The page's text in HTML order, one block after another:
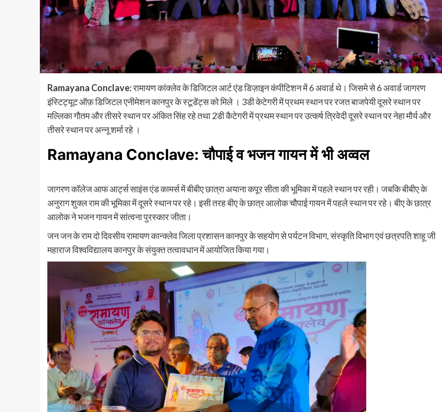
Ramayana Conclave:रामायण कांक्लेव के डिजिटल आर्ट एंड डिज़ाइन कंपीटिशन में 6 अवार्ड थे। जिसमे से 6 अवार्ड जागरण
इंस्टिट्यूट ऑफ़ डिजिटल एनीमेशन कानपुर के स्टूडेंट्स को मिले । 3डी केटेगरी में प्रथम स्थान पर रजत बाजपेयी दूसरे स्थान पर
मल्लिका गौतम और तीसरे स्थान पर अंकित सिंह रहे तथा 2डी कैटेगरी में प्रथम स्थान पर उत्कर्ष त्रिवेदी दूसरे स्थान पर नेहा मौर्य और
तीसरे स्थान पर अन्नू शर्मा रहे ।
Ramayana Conclave: चौपाई व भजन गायन में भी अव्वल
जागरण कॉलेज आफ आर्ट्स साइंस एंड कामर्स में बीबीए छात्रा अयाना कपूर सीता की भूमिका में पहले स्थान पर रही। जबकि बीबीए के
अनुराग शुक्ल राम की भूमिका में दूसरे स्थान पर रहे। इसी तरह बीए के छात्र आलोक चौपाई गायन में पहले स्थान पर रहे। बीए के छात्र
आलोक ने भजन गायन में सांत्वना पुरस्कार जीता।
जन जन के राम दो दिवसीय रामायण कान्क्लेव जिला प्रशासन कानपुर के सहयोग से पर्यटन विभाग, संस्कृति विभाग एवं छत्रपति शाहू जी
महाराज विश्वविद्यालय कानपुर के संयुक्त तत्वावधान में आयोजित किया गया।